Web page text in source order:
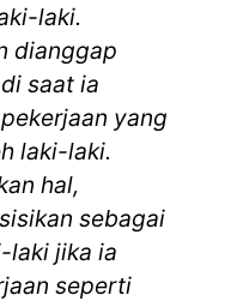
laki.
dianggap
saat ia
yang
laki-laki.
hal,
sebagai
laki jika ia
seperti